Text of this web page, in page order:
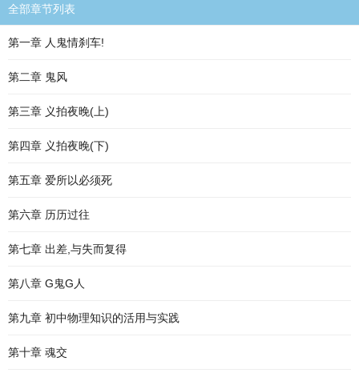
全部章节列表
第一章 人鬼情刹车!
第二章 鬼风
第三章 义拍夜晚(上)
第四章 义拍夜晚(下)
第五章 爱所以必须死
第六章 历历过往
第七章 出差,与失而复得
第八章 G鬼G人
第九章 初中物理知识的活用与实践
第十章 魂交